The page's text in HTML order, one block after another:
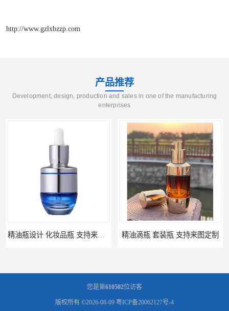
http://www.gzlxbzzp.com
产品推荐
Development, design, production and sales in one of the manufacturing
enterprises
精油滴瓶 套装瓶 支持来图定制
您是第610502位访客
版权所有 ©2026-08-09 粤ICP备20062127号-4